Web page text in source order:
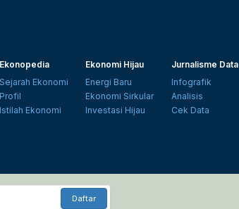
Ekonopedia
Sejarah Ekonomi
Profil
Istilah Ekonomi
Ekonomi Hijau
Energi Baru
Ekonomi Sirkular
Investasi Hijau
Jurnalisme Data
Infografik
Analisis
Cek Data
Daftar